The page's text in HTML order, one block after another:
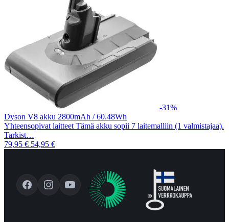
-31%
Dyson V8 akku 2800mAh / 60.48Wh
Yhteensopivat laitteet Tämä akku sopii 7 laitemalliin (1 valmistajaa).
Tarkist…
79,95 € 54,95 €